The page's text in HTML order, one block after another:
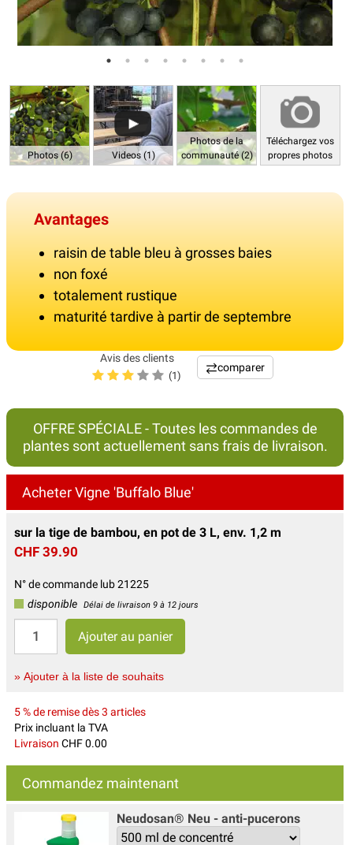
Photos (6) Videos (1)
Photos de la
communauté (2)
Téléchargez vos
propres photos
Avantages
raisin de table bleu à grosses baies
non foxé
totalement rustique
maturité tardive à partir de septembre
Avis des clients
(1)
comparer
OFFRE SPÉCIALE - Toutes les commandes de
plantes sont actuellement sans frais de livraison.
Acheter Vigne 'Buffalo Blue'
sur la tige de bambou, en pot de 3 L, env. 1,2 m
CHF 39.90
N° de commande lub 21225
disponible
Délai de livraison 9 à 12 jours
» Ajouter à la liste de souhaits
5 % de remise dès 3 articles
Prix incluant la TVA
Livraison CHF 0.00
Commandez maintenant
Neudosan® Neu - anti-pucerons